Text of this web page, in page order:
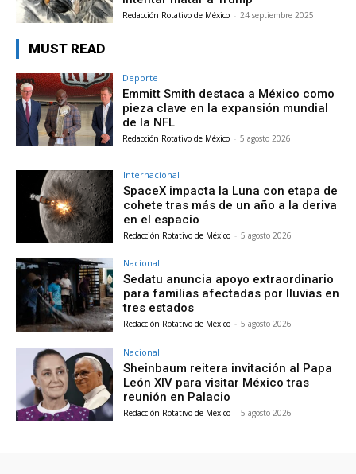
Redacción Rotativo de México - 24 septiembre 2025
MUST READ
Deporte
Emmitt Smith destaca a México como
pieza clave en la expansión mundial
de la NFL
Redacción Rotativo de México - 5 agosto 2026
Internacional
SpaceX impacta la Luna con etapa de
cohete tras más de un año a la deriva
en el espacio
Redacción Rotativo de México - 5 agosto 2026
Nacional
Sedatu anuncia apoyo extraordinario
para familias afectadas por lluvias en
tres estados
Redacción Rotativo de México - 5 agosto 2026
Nacional
Sheinbaum reitera invitación al Papa
León XIV para visitar México tras
reunión en Palacio
Redacción Rotativo de México - 5 agosto 2026